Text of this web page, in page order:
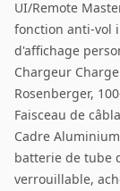
UI/Remote
fonction anti-vol
d'affichage
Chargeur
Rosenberger,
Faisceau de
Cadre
batterie de tube
verrouillable,